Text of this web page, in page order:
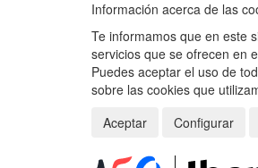
Información acerca de las
Te informamos que en este
servicios que se ofrecen en
Puedes aceptar el uso de
sobre las cookies que
Aceptar
Configurar